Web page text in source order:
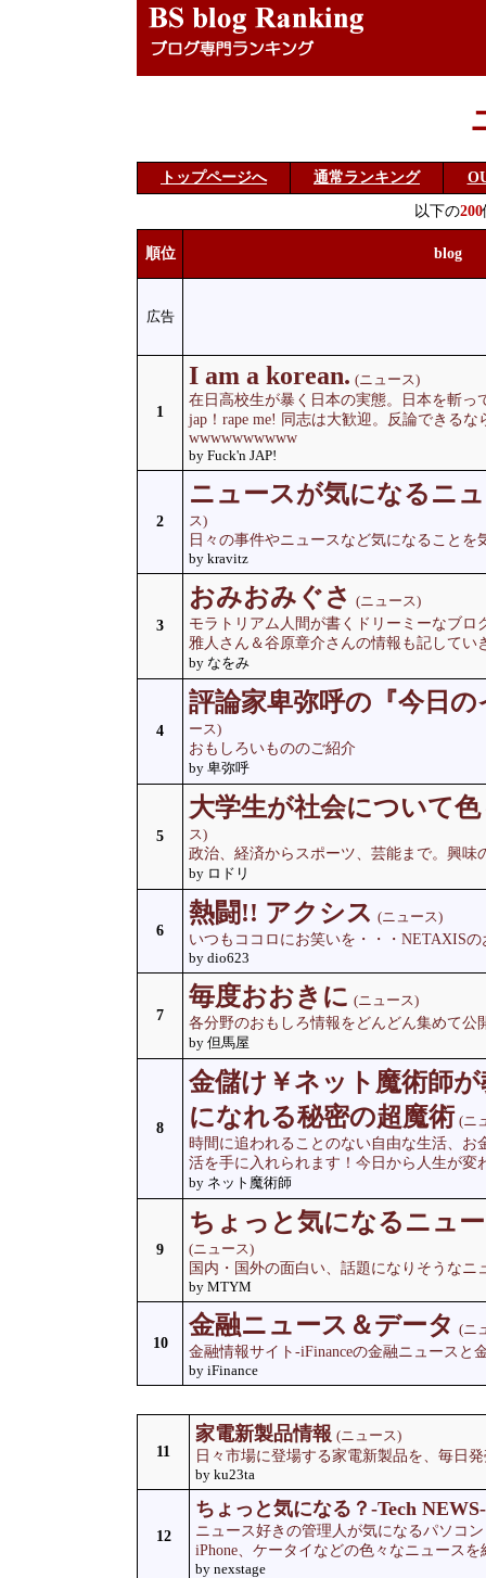
トップページへ 通常ランキング
以下の200
順位 blog
広告
1
I am a korean. (ニュース)
在日高校生が暴く日本の実態。日本を斬っ
jap！rape me! 同志は大歓迎。反論できる
wwwwwwwwww
by Fuck'n JAP!
2
ニュースが気になるニ
ス)
日々の事件やニュースなど気になること
by kravitz
3
おみおみぐさ (ニュース)
モラトリアム人間が書くドリーミーなブロ
雅人さん＆谷原章介さんの情報も記してい
by なをみ
4
評論家卑弥呼の『今日
ース)
おもしろいもののご紹介
by 卑弥呼
5
大学生が社会について
ス)
政治、経済からスポーツ、芸能まで。興味
by ロドリ
6
熱闘!! アクシス (ニュース)
いつもココロにお笑いを・・・NETAXISの
by dio623
7
毎度おおきに (ニュース)
各分野のおもしろ情報をどんどん集めて公
by 但馬屋
8
金儲け￥ネット魔術師
になれる秘密の超魔術 (ニ
時間に追われることのない自由な生活、お
活を手に入れられます！今日から人生が変
by ネット魔術師
9
ちょっと気になるニュ
(ニュース)
国内・国外の面白い、話題になりそうなニ
by MTYM
10
金融ニュース＆データ (ニ
金融情報サイト-iFinanceの金融ニュースと
by iFinance
11
家電新製品情報 (ニュース)
日々市場に登場する家電新製品を、毎日
by ku23ta
12
ちょっと気になる？-Tech NEWS-
ニュース好きの管理人が気になるパソコン
iPhone、ケータイなどの色々なニュース
by nexstage